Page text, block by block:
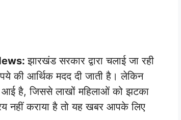
झारखंड सरकार द्वारा चलाई जा रही
की आर्थिक मदद दी जाती है। लेकिन
है, जिससे लाखों महिलाओं को झटका
नहीं कराया है तो यह खबर आपके लिए